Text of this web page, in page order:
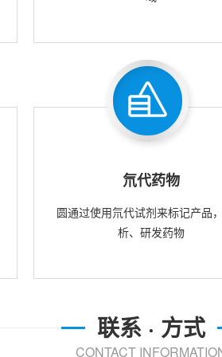
氘代药物
圆通过使用氘代试剂来标记产品
析、研发药物
联系 · 方式
CONTACT